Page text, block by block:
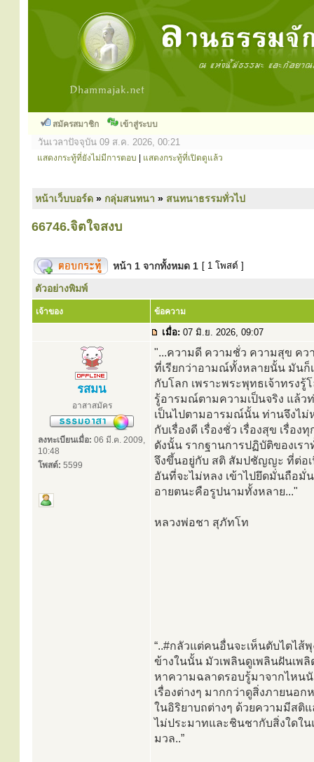
สมัครสมาชิก เข้าสู่ระบบ
วันเวลาปัจจุบัน 09 ส.ค. 2026, 00:21
แสดงกระทู้ที่ยังไม่มีการตอบ แสดงกระทู้ที่เปิดดูแล้ว
หน้าเว็บบอร์ด » กลุ่มสนทนา » สนทนาธรรมทั่วไป
66746.จิตใจสงบ
หน้า 1 จากทั้งหมด 1 [ 1 โพสต์ ]
ตัวอย่างพิมพ์
เจ้าของ ข้อความ
เมื่อ: 07 มิ.ย. 2026, 09:07
รสมน
อาสาสมัคร
ลงทะเบียนเมื่อ: 06 มี.ค. 2009,
10:48
โพสต์: 5599
"...ความดี ความชั่ว ความสุข คว
ที่เรียกว่าอามณ์ทั้งหลายนั้น มันก็
กับโลก เพราะพระพุทธเจ้าทรงรู้
รู้อารมณ์ตามความเป็นจริง แล้ว
เป็นไปตามอารมณ์นั้น ท่านจึงไม่
กับเรื่องดี เรื่องชั่ว เรื่องสุข เรื่อง
ดังนั้น รากฐานการปฏิบัติของเรา
จึงขึ้นอยู่กับ สติ สัมปชัญญะ ที่ต่อเ
อันที่จะไม่หลง เข้าไปยึดมั่นถือมั่
อายตนะคือรูปนามทั้งหลาย..."
หลวงพ่อชา สุภัทโท
“..#กลัวแต่คนอื่นจะเห็นตับไตไส้
ข้างในนั้น มัวเพลินดูเพลินฝันเพ
หาความฉลาดรอบรู้มาจากไหน
เรื่องต่างๆ มากกว่าดูสิ่งภายนอ
ในอิริยาบถต่างๆ ด้วยความมีสติ
ไม่ประมาทและชินชากับสิ่งใดใ
มวล..”